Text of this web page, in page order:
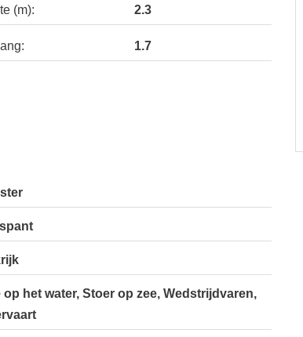
(m): 2.3
1.7
op het water, Stoer op zee, Wedstrijdvaren,